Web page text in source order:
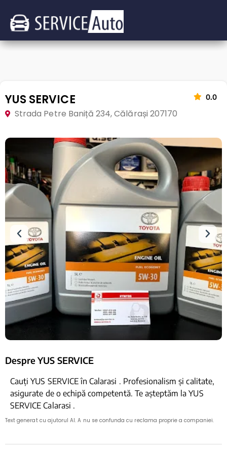
YUS SERVICE 0.0
Strada Petre Baniță 234, Călărași 207170
Despre YUS SERVICE
Cauți YUS SERVICE în Calarasi . Profesionalism și calitate,
asigurate de o echipă competentă. Te așteptăm la YUS
SERVICE Calarasi .
Text generat cu ajutorul AI. A nu se confunda cu reclama proprie a companiei.